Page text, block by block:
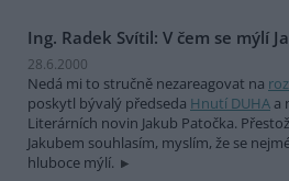
Ing. Radek Svítil: V čem se mýlí
28.6.2000
Nedá mi to stručně nezareagovat na
poskytl bývalý předseda Hnutí DUHA a
Literárních novin Jakub Patočka.
Jakubem souhlasím, myslím, že se
hluboce mýlí.